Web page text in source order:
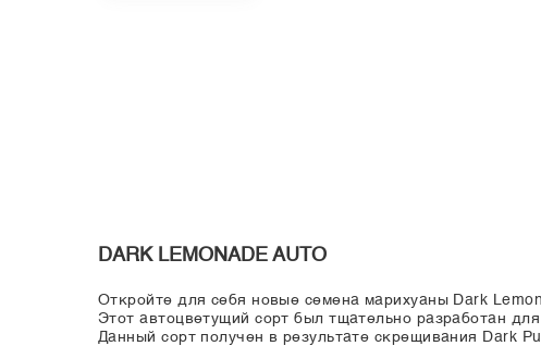
DARK LEMONADE AUTO
Откройте для себя новые семена марихуаны Dark
Этот автоцветущий сорт был тщательно разработан
Данный сорт получен в результате скрещивания Dark